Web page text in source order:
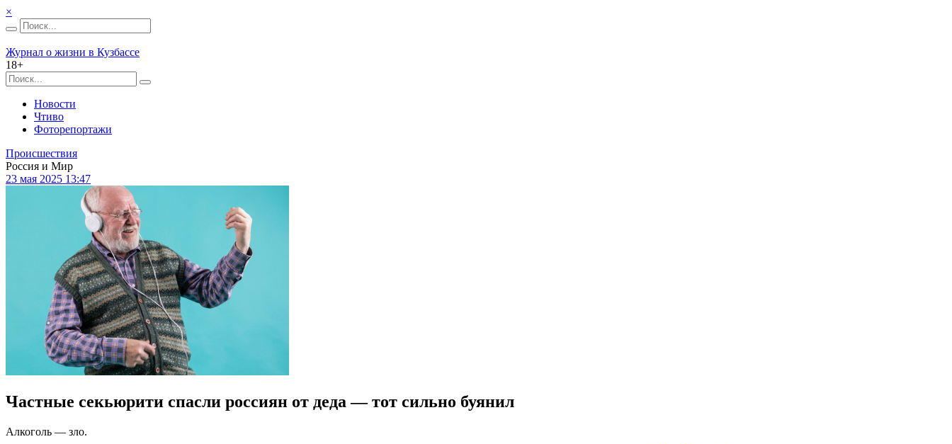
×
Журнал о жизни в Кузбассе
18+
Новости
Чтиво
Фоторепортажи
Происшествия
Россия и Мир
23 мая 2025 13:47
Частные секьюрити спасли россиян от деда — тот сильно буянил
Алкоголь — зло.